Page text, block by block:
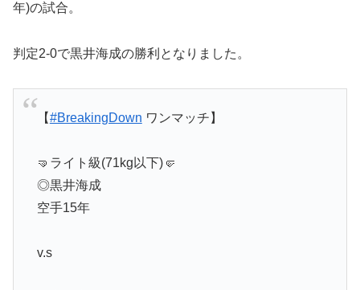
年)の試合。
判定2-0で黒井海成の勝利となりました。
【#BreakingDown ワンマッチ】
🤜ライト級(71kg以下)🤛
◎黒井海成
空手15年
v.s